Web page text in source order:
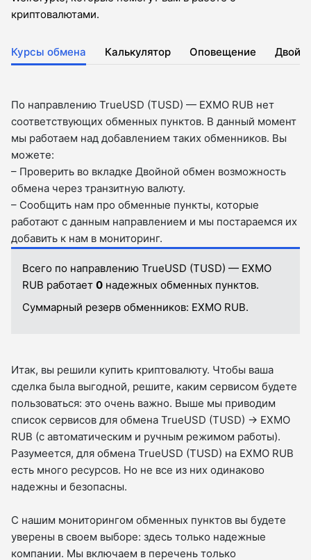
криптовалютами.
Курсы обмена Калькулятор Оповещение
По направлению TrueUSD (TUSD) — EXMO RUB нет
соответствующих обменных пунктов. В данный момент
мы работаем над добавлением таких обменников. Вы
можете:
– Проверить во вкладкe Двойной обмен возможность
обмена через транзитную валюту.
– Сообщить нам про обменные пункты, которые
работают с данным направлением и мы постараемся их
добавить к нам в мониторинг.
Всего по направлению TrueUSD (TUSD) — EXMO
RUB работает 0 надежных обменных пунктов.
Суммарный резерв обменников: EXMO RUB.
Итак, вы решили купить криптовалюту. Чтобы ваша
сделка была выгодной, решите, каким сервисом будете
пользоваться: это очень важно. Выше мы приводим
список сервисов для обмена TrueUSD (TUSD) → EXMO
RUB (с автоматическим и ручным режимом работы).
Разумеется, для обмена TrueUSD (TUSD) на EXMO RUB
есть много ресурсов. Но не все из них одинаково
надежны и безопасны.
С нашим мониторингом обменных пунктов вы будете
уверены в своем выборе: здесь только надежные
компании. Мы включаем в перечень только